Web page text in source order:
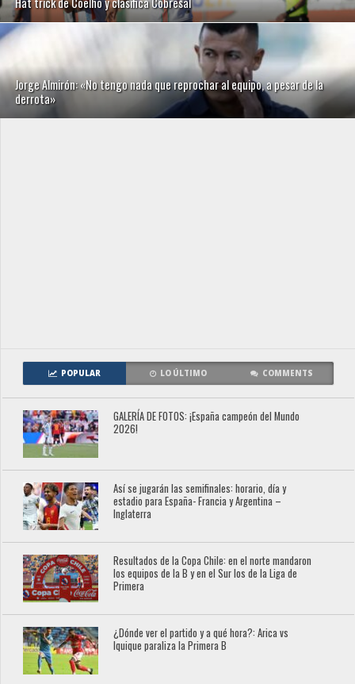
Jorge Almirón: «No tengo nada que reprochar al equipo, a pesar de la
derrota»
POPULAR LO ÚLTIMO COMMENTS
GALERÍA DE FOTOS: ¡España campeón del Mundo
2026!
Así se jugarán las semifinales: horario, día y
estadio para España- Francia y Argentina –
Inglaterra
Resultados de la Copa Chile: en el norte mandaron
los equipos de la B y en el Sur los de la Liga de
Primera
¿Dónde ver el partido y a qué hora?: Arica vs
Iquique paraliza la Primera B